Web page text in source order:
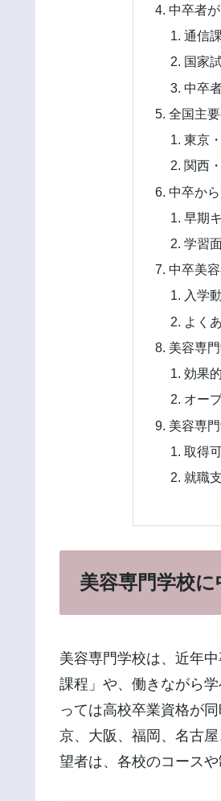
中卒者
通信
国家
中卒
全国主
東京
関西
中卒か
早期
学習
中卒美
入学
よく
美容専
効果
オー
美容専
取得
就職
美容専門学校
美容専門学校は、近年
課程」や、働きながら
っては高校卒業資格が
京、大阪、福岡、名古
望者は、各校のコース